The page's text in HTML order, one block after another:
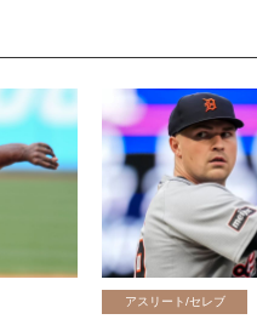
アスリート/セレブ